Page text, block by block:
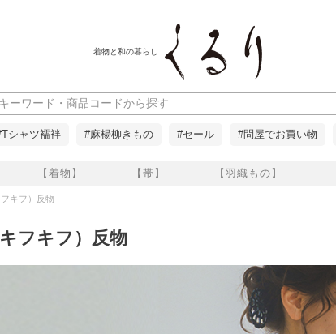
着物と和の暮らし
【着物】 【帯】 【羽織もの】
索
シャツ襦袢 #麻楊柳きもの #セール #問屋でお買い物
キフ）反物
フキフ）反物